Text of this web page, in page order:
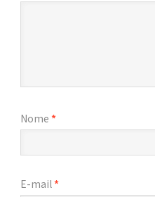
Nome *
E-mail*